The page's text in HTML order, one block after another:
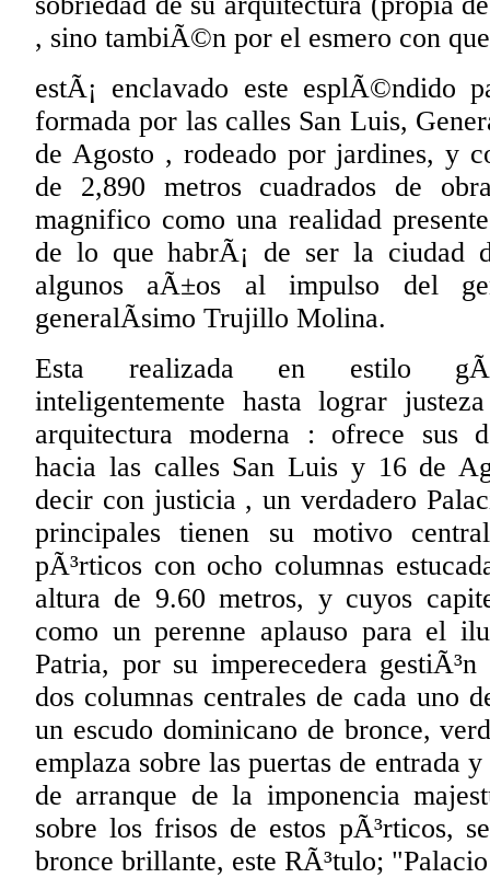
, sino tambiÃ©n por el esmero con
estÃ¡ enclavado este esplÃ©ndido
formada por las calles San Luis,
de Agosto , rodeado por jardines, y
de 2,890 metros cuadrados de
magnifico como una realidad
de lo que habrÃ¡ de ser la ciudad
algunos aÃ±os al impulso del
generalÃ­simo Trujillo Molina.
Esta realizada en estilo
inteligentemente hasta lograr
arquitectura moderna : ofrece sus
hacia las calles San Luis y 16 de
decir con justicia , un verdadero
principales tienen su motivo
pÃ³rticos con ocho columnas
altura de 9.60 metros, y cuyos
como un perenne aplauso para el
Patria, por su imperecedera
dos columnas centrales de cada uno
un escudo dominicano de bronce,
emplaza sobre las puertas de entrada
de arranque de la imponencia
sobre los frisos de estos pÃ³rticos,
bronce brillante, este RÃ³tulo;